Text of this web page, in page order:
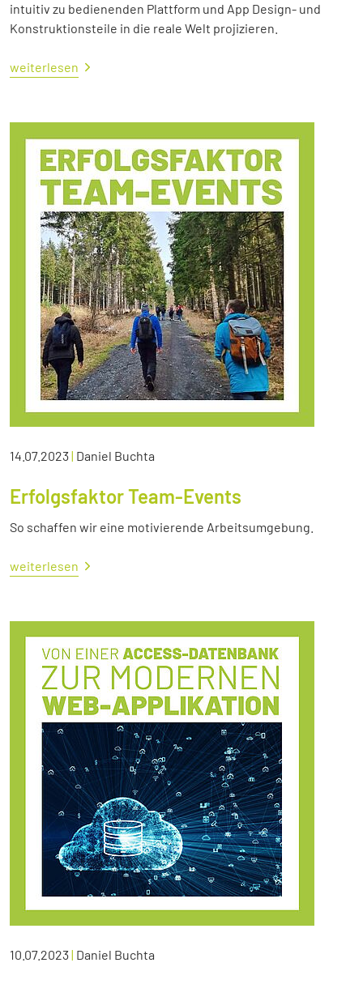
intuitiv zu bedienenden Plattform und App Design- und
Konstruktionsteile in die reale Welt projizieren.
weiterlesen
14.07.2023| Daniel Buchta
Erfolgsfaktor Team-Events
So schaffen wir eine motivierende Arbeitsumgebung.
weiterlesen
10.07.2023| Daniel Buchta